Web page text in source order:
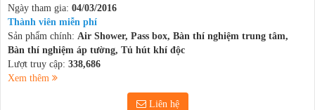
Ngày tham gia: 04/03/2016
Thành viên miễn phí
Sản phẩm chính: Air Shower, Pass box, Bàn thí nghiệm trung tâm,
Bàn thí nghiệm áp tường, Tủ hút khí độc
Lượt truy cập: 338,686
Xem thêm
Liên hệ